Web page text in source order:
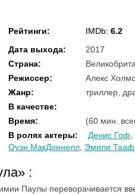
Рейтинги: IMDb: 6.2
Дата выхода:
2017
Страна:
Режиссер:
Алекс Холмс
Жанр:
триллер,
В качестве:
Время:
(60 мин.
В ролях актеры: Денис Гоф
Оуэн МакДоннелл Эмили
:
Паулы переворачивается